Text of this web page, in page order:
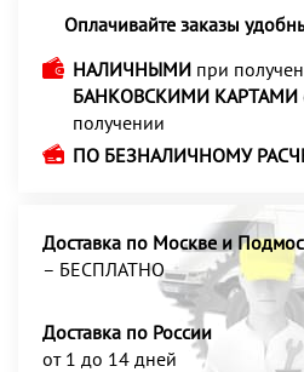
Оплачивайте заказы
НАЛИЧНЫМИ при
БАНКОВСКИМИ КАРТАМИ
получении
ПО БЕЗНАЛИЧНОМУ
Доставка по Москве и
– БЕСПЛАТНО
Доставка по России
от 1 до 14 дней